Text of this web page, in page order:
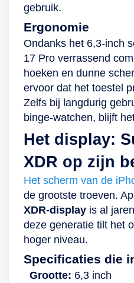
zorgen
voor dat
13 Pro
kan
het dan
de 13
laden,
gebruik.
Ergonomie
Ondanks het 6,3-inch
17 Pro verrassend
hoeken en dunne
ervoor dat het toestel
Zelfs bij langdurig
binge-watchen, blijft
Het display:
XDR op zijn
Het scherm van de
de grootste troeven.
XDR-display is al
deze generatie tilt het
hoger niveau.
Specificaties die
Grootte: 6,3 inch